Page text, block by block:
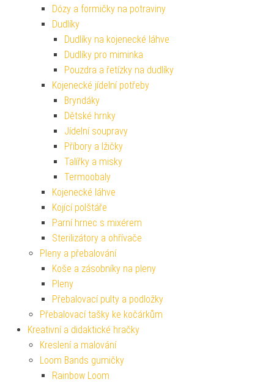
Dózy a formičky na potraviny
Dudlíky
Dudlíky na kojenecké láhve
Dudlíky pro miminka
Pouzdra a řetízky na dudlíky
Kojenecké jídelní potřeby
Bryndáky
Dětské hrnky
Jídelní soupravy
Příbory a lžičky
Talířky a misky
Termoobaly
Kojenecké láhve
Kojící polštáře
Parní hrnec s mixérem
Sterilizátory a ohřívače
Pleny a přebalování
Koše a zásobníky na pleny
Pleny
Přebalovací pulty a podložky
Přebalovací tašky ke kočárkům
Kreativní a didaktické hračky
Kreslení a malování
Loom Bands gumičky
Rainbow Loom